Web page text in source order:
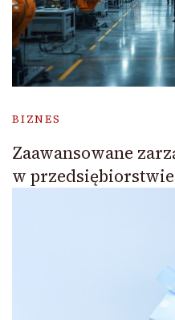
BIZNES
Zaawansowane
w przedsiębiorstwie